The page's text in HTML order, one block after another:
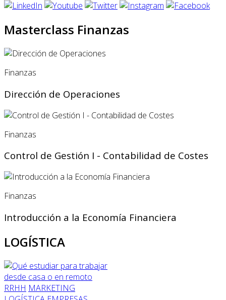
Masterclass Finanzas
Finanzas
Dirección de Operaciones
Finanzas
Control de Gestión I - Contabilidad de Costes
Finanzas
Introducción a la Economía Financiera
LOGÍSTICA
RRHH MARKETING